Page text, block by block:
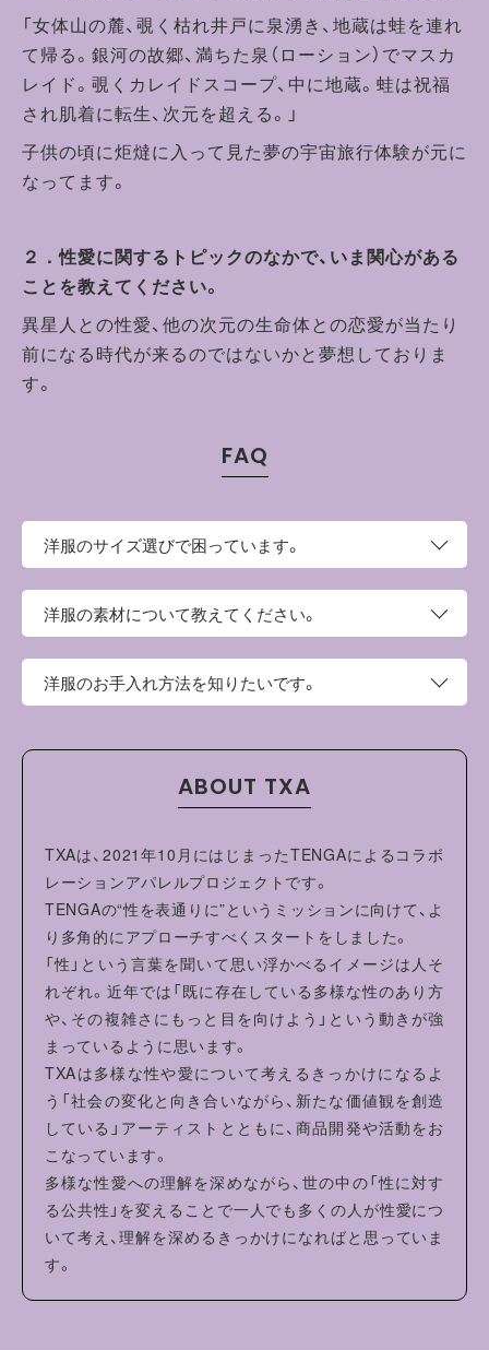
「女体山の麓、覗く枯れ井戸に泉湧き、地蔵は蛙を連れ
て帰る。銀河の故郷、満ちた泉（ローション）でマスカ
レイド。覗くカレイドスコープ、中に地蔵。蛙は祝福
され肌着に転生、次元を超える。」
子供の頃に炬燵に入って見た夢の宇宙旅行体験が元に
なってます。
２．性愛に関するトピックのなかで、いま関心がある
ことを教えてください。
異星人との性愛、他の次元の生命体との恋愛が当たり
前になる時代が来るのではないかと夢想しておりま
す。
FAQ
洋服のサイズ選びで困っています。
このページの上部にサイズという項目がございます。そち
らにサイズ表がございますので、お手持ちの洋服と比較し
洋服の素材について教えてください。
綿100%の天竺素材を使用しています。やや厚みがあり、ハ
リのある生地感が特徴です。
洋服のお手入れ方法を知りたいです。
・タンブル乾燥機を使用しないでください。
・洗濯やクリーニングの際はネットを使用し、他のものと分
けて洗ってください。
・形を整えて干してください。洗濯により収縮やねじれ、型
崩れすることがあります。
・プリント部分には当て布をしてアイロンをかけてくださ
い。
ABOUT TXA
TXAは、2021年10月にはじまったTENGAによるコラボ
レーションアパレルプロジェクトです。
TENGAの“性を表通りに”というミッションに向けて、よ
り多角的にアプローチすべくスタートをしました。
「性」という言葉を聞いて思い浮かべるイメージは人そ
れぞれ。近年では「既に存在している多様な性のあり方
や、その複雑さにもっと目を向けよう」という動きが強
まっているように思います。
TXAは多様な性や愛について考えるきっかけになるよ
う「社会の変化と向き合いながら、新たな価値観を創造
している」アーティストとともに、商品開発や活動をお
こなっています。
多様な性愛への理解を深めながら、世の中の「性に対す
る公共性」を変えることで一人でも多くの人が性愛につ
いて考え、理解を深めるきっかけになればと思っていま
す。